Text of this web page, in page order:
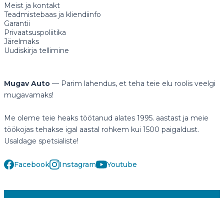
Meist ja kontakt
Teadmistebaas ja kliendiinfo
Garantii
Privaatsuspoliitika
Järelmaks
Uudiskirja tellimine
Mugav Auto — Parim lahendus, et teha teie elu roolis veelgi
mugavamaks!
Me oleme teie heaks töötanud alates 1995. aastast ja meie
töökojas tehakse igal aastal rohkem kui 1500 paigaldust.
Usaldage spetsialiste!
Facebook Instagram Youtube